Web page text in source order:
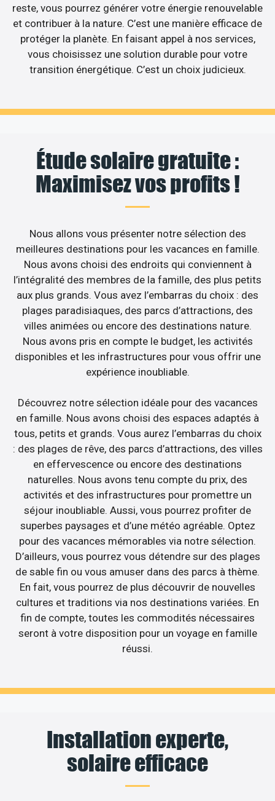
reste, vous pourrez générer votre énergie renouvelable
et contribuer à la nature. C’est une manière efficace de
protéger la planète. En faisant appel à nos services,
vous choisissez une solution durable pour votre
transition énergétique. C’est un choix judicieux.
Étude solaire gratuite :
Maximisez vos profits !
Nous allons vous présenter notre sélection des
meilleures destinations pour les vacances en famille.
Nous avons choisi des endroits qui conviennent à
l’intégralité des membres de la famille, des plus petits
aux plus grands. Vous avez l’embarras du choix : des
plages paradisiaques, des parcs d’attractions, des
villes animées ou encore des destinations nature.
Nous avons pris en compte le budget, les activités
disponibles et les infrastructures pour vous offrir une
expérience inoubliable.
Découvrez notre sélection idéale pour des vacances
en famille. Nous avons choisi des espaces adaptés à
tous, petits et grands. Vous aurez l’embarras du choix
: des plages de rêve, des parcs d’attractions, des villes
en effervescence ou encore des destinations
naturelles. Nous avons tenu compte du prix, des
activités et des infrastructures pour promettre un
séjour inoubliable. Aussi, vous pourrez profiter de
superbes paysages et d’une météo agréable. Optez
pour des vacances mémorables via notre sélection.
D’ailleurs, vous pourrez vous détendre sur des plages
de sable fin ou vous amuser dans des parcs à thème.
En fait, vous pourrez de plus découvrir de nouvelles
cultures et traditions via nos destinations variées. En
fin de compte, toutes les commodités nécessaires
seront à votre disposition pour un voyage en famille
réussi.
Installation experte,
solaire efficace